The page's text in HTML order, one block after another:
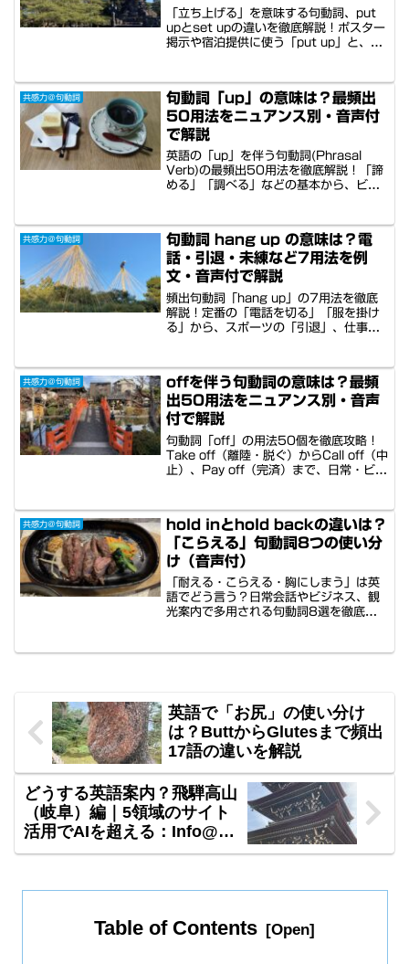
「立ち上げる」を意味する句動詞、put
upとset upの違いを徹底解説！ポスター
掲示や宿泊提供に使う「put up」と、起
す。インバウンド対応や接待で役立つ12
例文と、米英豪の多国籍話者による速度
別音声付き。移動中や食事中の会話ネタ
としても最適な実践的内容です。
共感力＠句動詞
句動詞「up」の意味は？最頻出
50用法をニュアンス別・音声付
で解説
英語の「up」を伴う句動詞(Phrasal
Verb)の最頻出50用法を徹底解説！「諦
める」「調べる」などの基本から、ビジ
別（完了・増加・準備等）】に分類しま
した。多忙な方でも効率よく習得できる
よう、米英・男女の速度別英語音声付
き。この記事でupの感覚をマスターしま
共感力＠句動詞
句動詞 hang up の意味は？電
話・引退・未練など7用法を例
文・音声付で解説
頻出句動詞「hang up」の7用法を徹底
解説！定番の「電話を切る」「服を掛け
る」から、スポーツの「引退」、仕事の
でそのまま使える14例文を収録。米英・
男女の速度別英語音声付きで、隙間時間
のリスニング・発音練習にも最適です。
共感力＠句動詞
offを伴う句動詞の意味は？最頻
出50用法をニュアンス別・音声
付で解説
句動詞「off」の用法50個を徹底攻略！
Take off（離陸・脱ぐ）からCall off（中
止）、Pay off（完済）まで、日常・ビジ
声＆ニュアンス別分類で、暗記に頼らず
イメージで習得可能。多忙な方でも隙間
時間で効率よく英語力を高められます。
共感力＠句動詞
hold inとhold backの違いは？
「こらえる」句動詞8つの使い分
け（音声付）
「耐える・こらえる・胸にしまう」は英
語でどう言う？日常会話やビジネス、観
光案内で多用される句動詞8選を徹底解
わかる比較表付き。武士や職人など日本
英語で「お尻」の使い分け
は？ButtからGlutesまで頻出
17語の違いを解説
どうする英語案内？飛騨高山
（岐阜）編｜5領域のサイト
活用でAIを超える：Info@高
山
Table of Contents